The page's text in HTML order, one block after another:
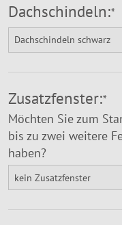
Dachschindeln:*
Zusatzfenster:*
Möchten Sie zum
bis zu zwei weitere
haben?